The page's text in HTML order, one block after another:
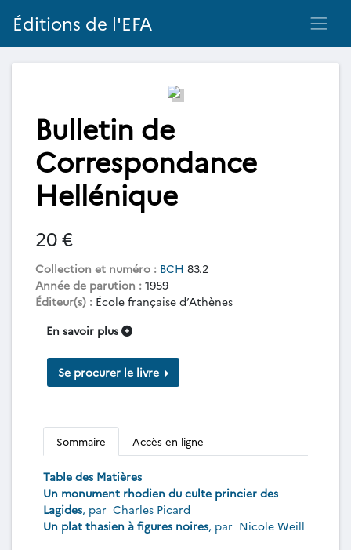
Éditions de l'EFA
Bulletin de
Correspondance
Hellénique
20 €
Collection et numéro : BCH 83.2
Année de parution : 1959
Éditeur(s) : École française d’Athènes
En savoir plus
Se procurer le livre
Sommaire Accès en ligne
Table des Matières
Un monument rhodien du culte princier des
Lagides, par Charles Picard
Un plat thasien à figures noires, par Nicole Weill